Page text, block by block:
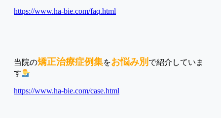
https://www.ha-bie.com/faq.html
当院の矯正治療症例集をお悩み別 で紹介していま
す
https://www.ha-bie.com/case.html